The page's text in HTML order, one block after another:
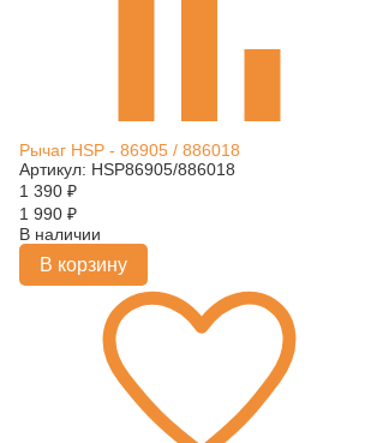
Рычаг HSP - 86905 / 886018
Артикул: HSP86905/886018
1 390 ₽
1 990 ₽
В наличии
В корзину